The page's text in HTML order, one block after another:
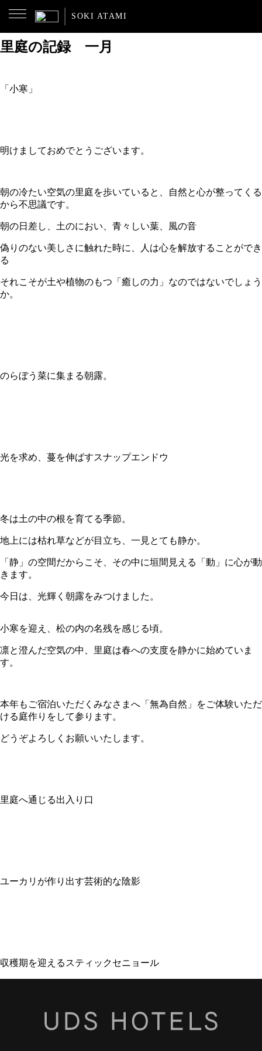
SOKI ATAMI
2026.01.06
里庭の記録 一月
「小寒」
明けましておめでとうございます。
朝の冷たい空気の里庭を歩いていると、自然と心が整ってくる
から不思議です。
朝の日差し、土のにおい、青々しい葉、風の音
偽りのない美しさに触れた時に、人は心を解放することができ
る
それこそが土や植物のもつ「癒しの力」なのではないでしょう
か。
のらぼう菜に集まる朝露。
光を求め、蔓を伸ばすスナップエンドウ
冬は土の中の根を育てる季節。
地上には枯れ草などが目立ち、一見とても静か。
「静」の空間だからこそ、その中に垣間見える「動」に心が動
きます。
今日は、光輝く朝露をみつけました。
小寒を迎え、松の内の名残を感じる頃。
凛と澄んだ空気の中、里庭は春への支度を静かに始めていま
す。
本年もご宿泊いただくみなさまへ「無為自然」をご体験いただ
ける庭作りをして参ります。
どうぞよろしくお願いいたします。
里庭へ通じる出入り口
ユーカリが作り出す芸術的な陰影
収穫期を迎えるスティックセニョール